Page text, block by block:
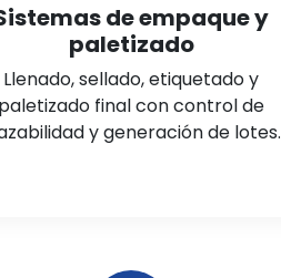
de empaque y
paletizado
Llenado, sellado, etiquetado y
paletizado final con control de
y generación de lotes.